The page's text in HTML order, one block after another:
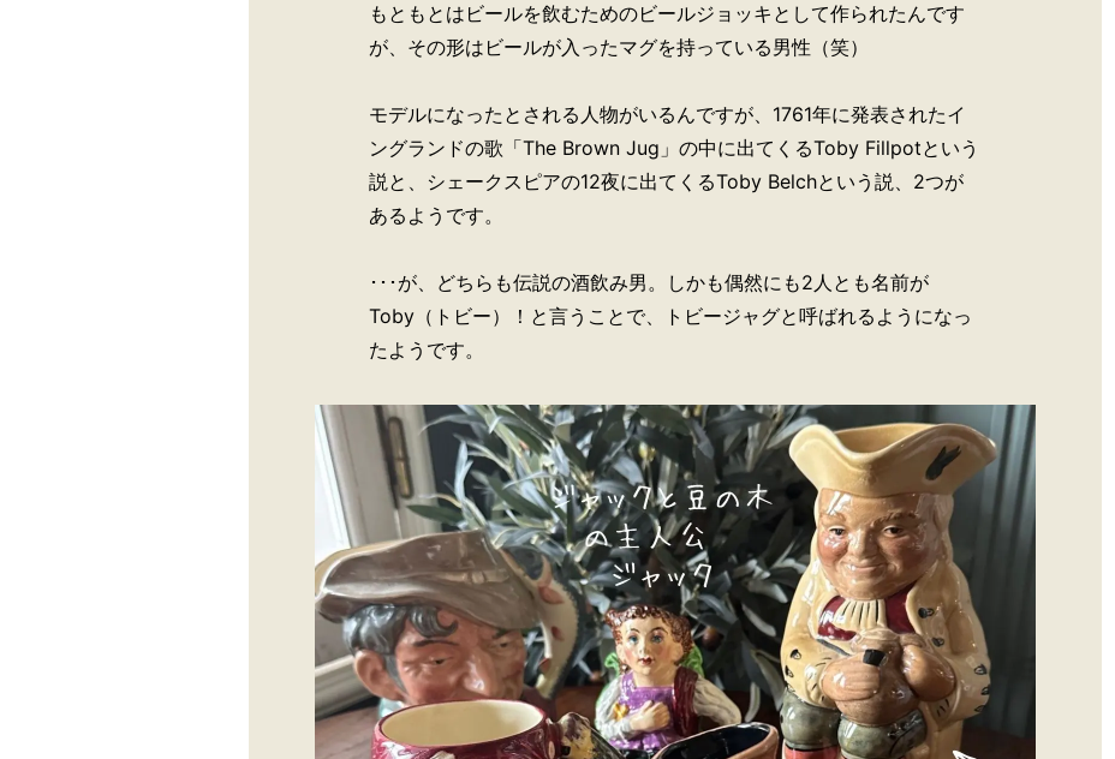
もともとはビールを飲むためのビールジョッキとして作られたんです
が、その形はビールが入ったマグを持っている男性（笑）
モデルになったとされる人物がいるんですが、1761年に発表されたイ
ングランドの歌「The Brown Jug」の中に出てくるToby Fillpotという
説と、シェークスピアの12夜に出てくるToby Belchという説、2つが
あるようです。
･･･が、どちらも伝説の酒飲み男。しかも偶然にも2人とも名前が
Toby（トビー）！と言うことで、トビージャグと呼ばれるようになっ
たようです。